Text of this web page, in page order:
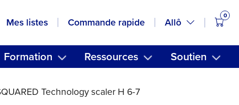
Mes listes Commande rapide Allô
0
Formation Ressources Soutien
Technology scaler H 6-7